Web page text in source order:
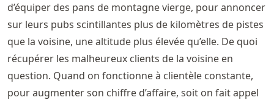
d’équiper des pans de montagne vierge, pour annoncer
sur leurs pubs scintillantes plus de kilomètres de pistes
que la voisine, une altitude plus élevée qu’elle. De quoi
récupérer les malheureux clients de la voisine en
question. Quand on fonctionne à clientèle constante,
pour augmenter son chiffre d’affaire, soit on fait appel